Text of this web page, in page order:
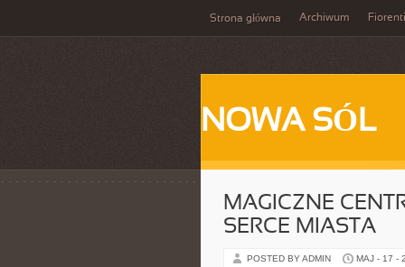
Strona główna Archiwum
NOWA SÓL
MAGICZNE
SERCE MIASTA
POSTED BY ADMIN MAJ - 17 -